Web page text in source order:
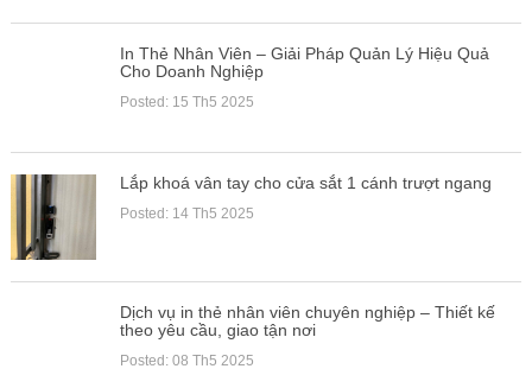
In Thẻ Nhân Viên – Giải Pháp Quản Lý Hiệu Quả
Cho Doanh Nghiệp
Posted: 15 Th5 2025
Lắp khoá vân tay cho cửa sắt 1 cánh trượt ngang
Posted: 14 Th5 2025
Dịch vụ in thẻ nhân viên chuyên nghiệp – Thiết kế
theo yêu cầu, giao tận nơi
Posted: 08 Th5 2025